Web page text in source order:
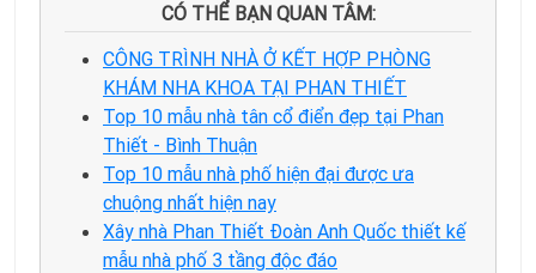
CÓ THỂ BẠN QUAN TÂM:
CÔNG TRÌNH NHÀ Ở KẾT HỢP PHÒNG
KHÁM NHA KHOA TẠI PHAN THIẾT
Top 10 mẫu nhà tân cổ điển đẹp tại Phan
Thiết - Bình Thuận
Top 10 mẫu nhà phố hiện đại được ưa
chuộng nhất hiện nay
Xây nhà Phan Thiết Đoàn Anh Quốc thiết kế
mẫu nhà phố 3 tầng độc đáo